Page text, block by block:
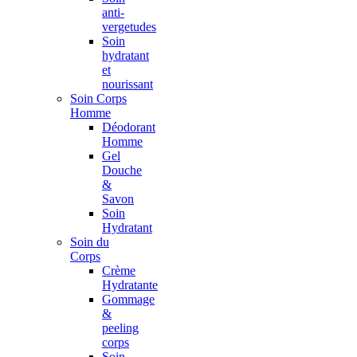
anti-
vergetudes
Soin
hydratant
et
nourissant
Soin Corps
Homme
Déodorant
Homme
Gel
Douche
&
Savon
Soin
Hydratant
Soin du
Corps
Crème
Hydratante
Gommage
&
peeling
corps